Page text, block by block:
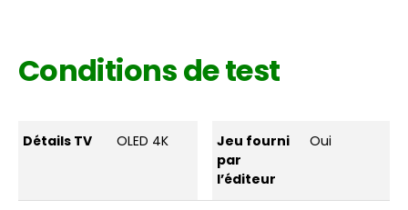
Conditions de test
Détails TV OLED 4K
Jeu fourni
par
l’éditeur
Oui